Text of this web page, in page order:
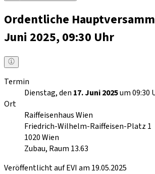
Ordentliche
Juni 2025, 09:30 Uhr
Termin
Dienstag, den 17. Juni 2025um 09:30
Ort
Raiffeisenhaus Wien
Friedrich-Wilhelm-Raiffeisen-Platz 1
1020Wien
Zubau, Raum 13.63
Veröffentlicht auf EVI am 19.05.2025